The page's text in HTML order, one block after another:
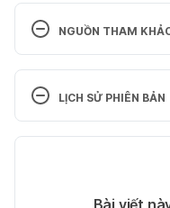
NGUỒN THAM
What ovulation
to conceive?
LỊCH SỬ PHIÊN BẢN
Tác giả: Thảo Viên